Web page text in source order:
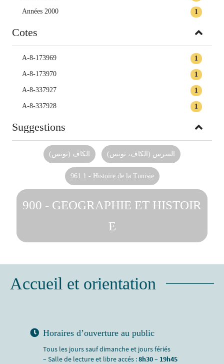
1
Années 2000
Cotes
1
A-8-173969
1
A-8-173970
1
A-8-337927
1
A-8-337928
Suggestions
الكاف (تونس) السرس (الكاف، تونس)
961.1 - Histoire de la Tunisie
900 - GEOGRAPHIE ET HISTOIR
E
Accueil et orientation
Horaires d’ouverture au public
Tous les jours sauf dimanche et jours fériés
– Salle de lecture et libre accés :8h30 – 19h45